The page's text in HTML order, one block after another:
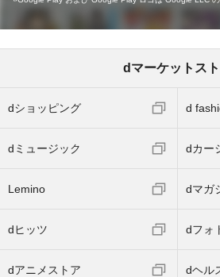
dマーケットス
dショッピング d
dミュージック dカー
Lemino dマガ
dヒッツ dフォ
dアニメストア dヘル